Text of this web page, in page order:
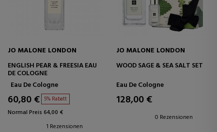
JO MALONE LONDON
ENGLISH PEAR & FREESIA EAU
DE COLOGNE
Eau De Cologne
60,80 € 5% Rabatt
Normal Preis 64,00 €
1 Rezensionen
JO MALONE LONDON
WOOD SAGE & SEA SALT SET
Eau De Cologne
128,00 €
0 Rezensionen